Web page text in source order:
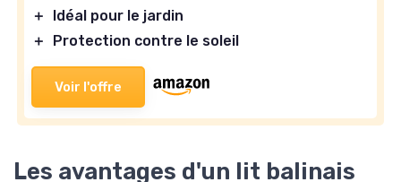
＋
Idéal pour le jardin
＋
Protection contre le soleil
Voir l'offre
Les avantages d'un lit balinais